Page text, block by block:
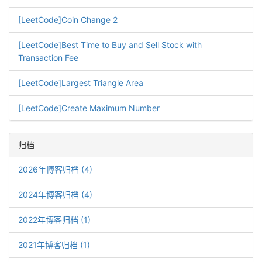
[LeetCode]Coin Change 2
[LeetCode]Best Time to Buy and Sell Stock with
Transaction Fee
[LeetCode]Largest Triangle Area
[LeetCode]Create Maximum Number
归档
2026年博客归档 (4)
2024年博客归档 (4)
2022年博客归档 (1)
2021年博客归档 (1)